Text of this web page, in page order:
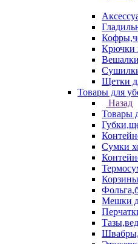
Крючки
Вешалки
Щетки
Товары для
Назад
Товары
Сумки
Мешки